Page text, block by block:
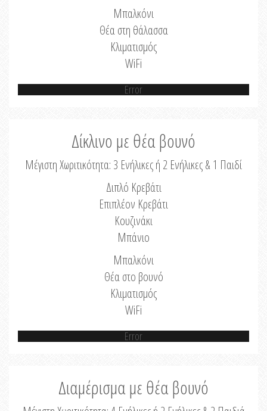
Μπαλκόνι
Θέα στη θάλασσα
Κλιματισμός
WiFi
Error
Δίκλινο με θέα βουνό
Μέγιστη Χωριτικότητα: 3 Ενήλικες ή 2 Ενήλικες & 1 Παιδί
Διπλό Κρεβάτι
Επιπλέον Κρεβάτι
Κουζινάκι
Μπάνιο
Μπαλκόνι
Θέα στο βουνό
Κλιματισμός
WiFi
Error
Διαμέρισμα με θέα βουνό